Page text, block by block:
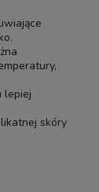
lepiej
skóry